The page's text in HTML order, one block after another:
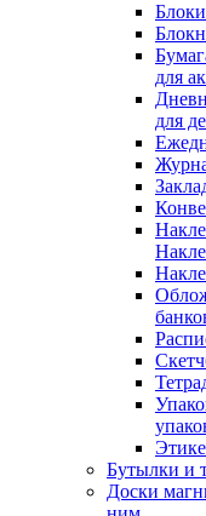
для
для
Бутылки и
Доски